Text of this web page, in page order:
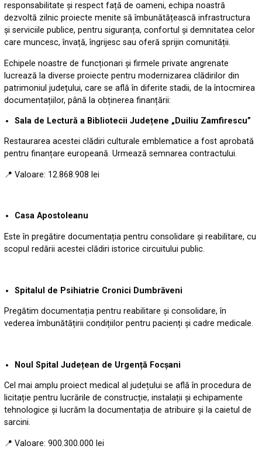
responsabilitate și respect față de oameni, echipa noastră
dezvoltă zilnic proiecte menite să îmbunătățească infrastructura
și serviciile publice, pentru siguranța, confortul și demnitatea celor
care muncesc, învață, îngrijesc sau oferă sprijin comunității.
Echipele noastre de funcționari și firmele private angrenate
lucrează la diverse proiecte pentru modernizarea clădirilor din
patrimoniul județului, care se află în diferite stadii, de la întocmirea
documentațiilor, până la obținerea finanțării:
Sala de Lectură a Bibliotecii Județene „Duiliu Zamfirescu”
Restaurarea acestei clădiri culturale emblematice a fost aprobată
pentru finanțare europeană. Urmează semnarea contractului.
📍 Valoare: 12.868.908 lei
Casa Apostoleanu
Este în pregătire documentația pentru consolidare și reabilitare, cu
scopul redării acestei clădiri istorice circuitului public.
Spitalul de Psihiatrie Cronici Dumbrăveni
Pregătim documentația pentru reabilitare și consolidare, în
vederea îmbunătățirii condițiilor pentru pacienți și cadre medicale.
Noul Spital Județean de Urgență Focșani
Cel mai amplu proiect medical al județului se află în procedura de
licitație pentru lucrările de construcție, instalații și echipamente
tehnologice și lucrăm la documentația de atribuire și la caietul de
sarcini.
📍 Valoare: 900.300.000 lei